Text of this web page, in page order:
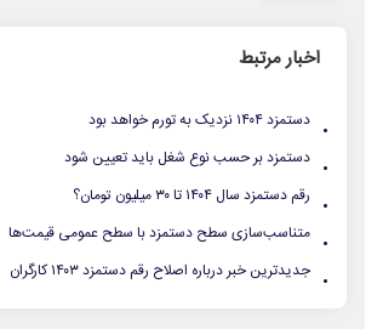
اخبار مرتبط
. دستمزد ۱۴۰۴ نزدیک به تورم خواهد بود
. دستمزد بر حسب نوع شغل باید تعیین شود
. رقم دستمزد سال ۱۴۰۴ تا ۳۰ میلیون تومان؟
. متناسب‌سازی سطح دستمزد با سطح عمومی قیمت‌ها
. جدیدترین خبر درباره اصلاح رقم دستمزد ۱۴۰۳ کارگران